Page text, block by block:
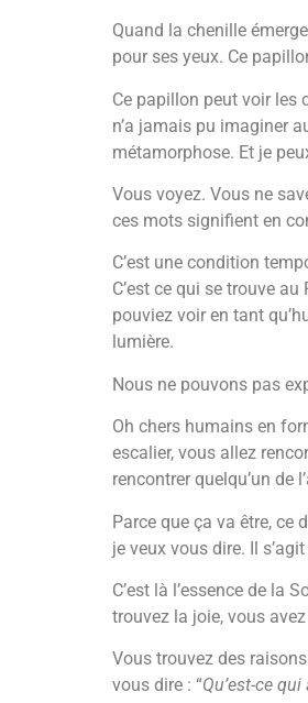
Quand la chenille
pour ses yeux. Ce
Ce papillon peut voir les
n’a jamais pu imaginer
métamorphose. Et je
Vous voyez. Vous ne
ces mots signifient en
C’est une condition
C’est ce qui se trouve
pouviez voir en tant
lumière.
Nous ne pouvons pas
Oh chers humains en
escalier, vous allez
rencontrer quelqu’un de
Parce que ça va être, ce
je veux vous dire. Il
C’est là l’essence de la
trouvez la joie, vous
Vous trouvez des
vous dire : “Qu’est-ce